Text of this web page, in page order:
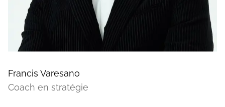
Francis Varesano
Coach en stratégie